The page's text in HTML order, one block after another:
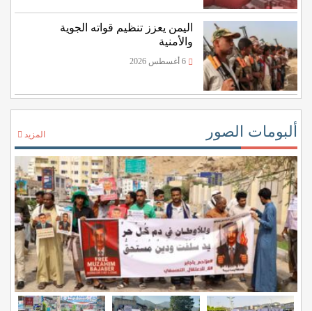
اليمن يعزز تنظيم قواته الجوية
والأمنية
6 أغسطس 2026
ألبومات الصور المزيد